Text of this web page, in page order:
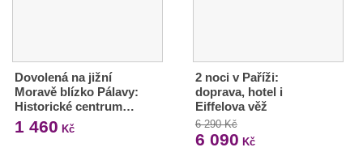
Dovolená na jižní
Moravě blízko Pálavy:
Historické centrum…
1 460 Kč
2 noci v Paříži:
doprava, hotel i
Eiffelova věž
6 290 Kč
6 090 Kč